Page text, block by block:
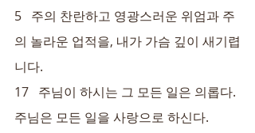
5   주의 찬란하고 영광스러운 위엄과 주
의 놀라운 업적을, 내가 가슴 깊이 새기렵
니다.
17   주님이 하시는 그 모든 일은 의롭다.
주님은 모든 일을 사랑으로 하신다.